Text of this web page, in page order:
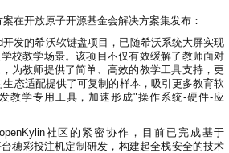
在开放原子开源基金会解决方案集发布：
发的希沃软键盘项目，已随希沃系统大屏实现
校教学场景。该项目不仅有效缓解了教师面对
为教师提供了简单、高效的教学工具支持，更
态适配提供了可复制的样本，吸引更多教育软
教学专用工具，加速形成"操作系统-硬件-应
社区的紧密协作，目前已完成基于
穗彩投注机定制研发，构建起全栈安全的技术